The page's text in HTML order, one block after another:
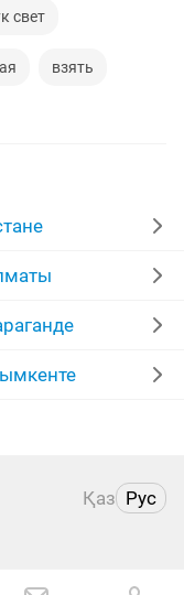
свет
взять
телевизоры
aux
Қаз Рус